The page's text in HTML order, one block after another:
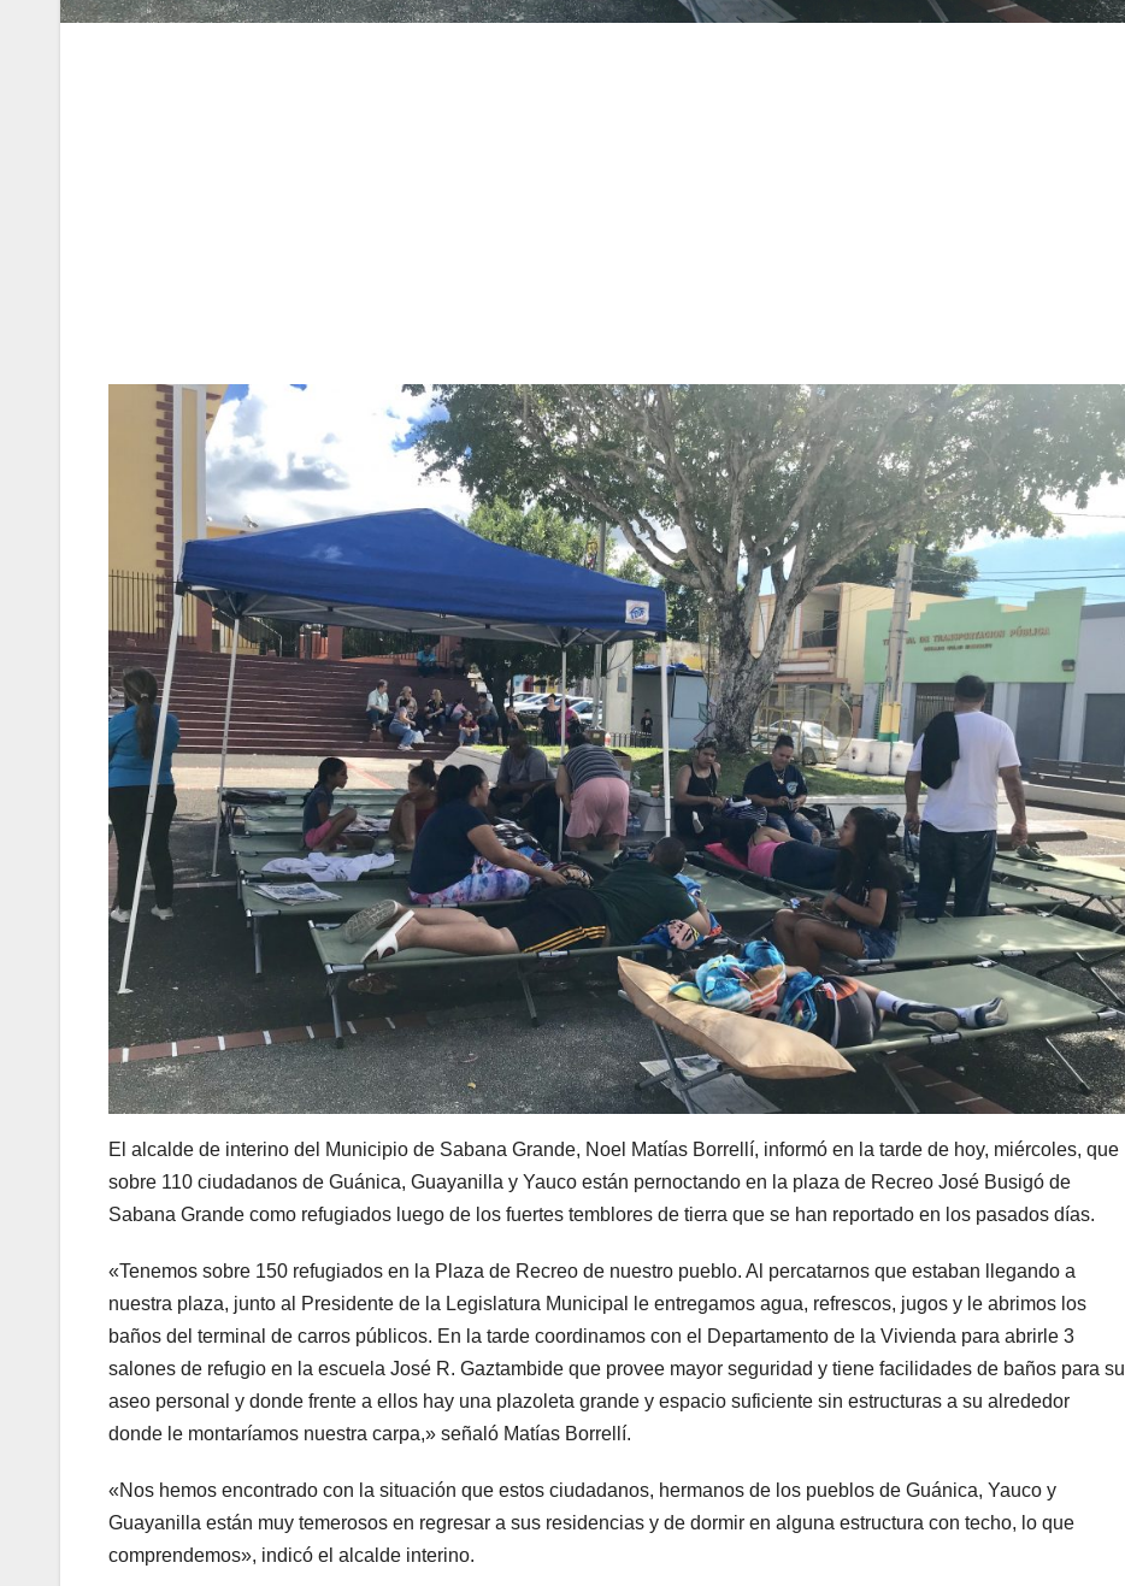
El alcalde de interino del Municipio de Sabana Grande, Noel Matías Borrellí, informó en la tarde de hoy, miércoles, que
sobre 110 ciudadanos de Guánica, Guayanilla y Yauco están pernoctando en la plaza de Recreo José Busigó de
Sabana Grande como refugiados luego de los fuertes temblores de tierra que se han reportado en los pasados días.
«Tenemos sobre 150 refugiados en la Plaza de Recreo de nuestro pueblo. Al percatarnos que estaban llegando a
nuestra plaza, junto al Presidente de la Legislatura Municipal le entregamos agua, refrescos, jugos y le abrimos los
baños del terminal de carros públicos. En la tarde coordinamos con el Departamento de la Vivienda para abrirle 3
salones de refugio en la escuela José R. Gaztambide que provee mayor seguridad y tiene facilidades de baños para su
aseo personal y donde frente a ellos hay una plazoleta grande y espacio suficiente sin estructuras a su alrededor
donde le montaríamos nuestra carpa,» señaló Matías Borrellí.
«Nos hemos encontrado con la situación que estos ciudadanos, hermanos de los pueblos de Guánica, Yauco y
Guayanilla están muy temerosos en regresar a sus residencias y de dormir en alguna estructura con techo, lo que
comprendemos», indicó el alcalde interino.